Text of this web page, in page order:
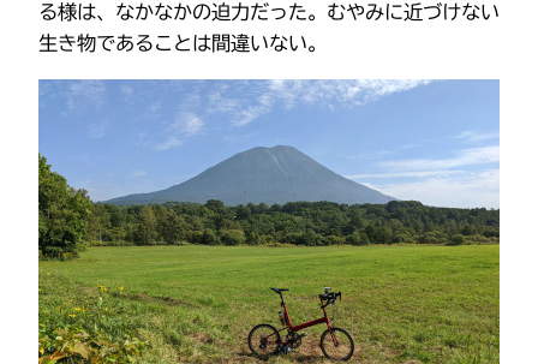
る様は、なかなかの迫力だった。むやみに近づけない
生き物であることは間違いない。